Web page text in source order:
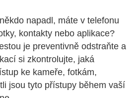
napadl, máte v telefonu
kontakty nebo aplikace?
je preventivně odstraňte a
si zkontrolujte, jaká
ke kameře, fotkám,
jsou tyto přístupy během vaší